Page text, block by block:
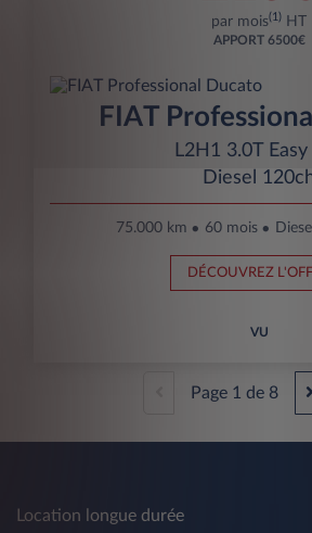
par mois(1) HT
APPORT 6500€
FIAT
L2H1 3.0T
Diesel
75.000 km 60 mois Diesel
DÉCOUVREZ
VU
Page 1 de 8
Location longue durée